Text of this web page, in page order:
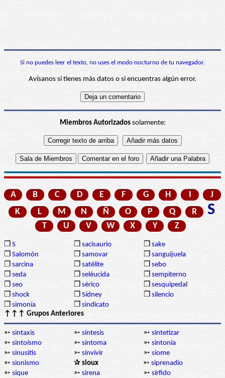
Si no puedes leer el texto, no uses el modo nocturno de tu navegador.
Avísanos si tienes más datos o si encuentras algún error.
Miembros Autorizadossolamente:
A B C D E F G H I
J
K
L M N Ñ O P Q R S
T U V W X Y Z
❒ S ❒ sacisaurio ❒ sake
❒ Salomón ❒ samovar ❒ sanguijuela
❒ sarcina ❒ satélite ❒ sebo
❒ seda ❒ seléucida ❒ sempiterno
❒ seo ❒ sérico ❒ sesquipedal
❒ shock ❒ Sídney ❒ silencio
❒ simonía ❒ sindicato
↑↑↑ Grupos Anteriores
➳ sintaxis ➳ síntesis ➳ sintetizar
➳ sintoísmo ➳ síntoma ➳ sintonía
➳ sinusitis ➳ sinvivir ➳ siome
➳ sionismo ✰ sioux ➳ siprenadio
➳ sique ➳ sirena ➳ sírfido